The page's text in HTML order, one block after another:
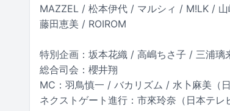
MAZZEL / 松本伊代 / マルシィ / M!LK /
藤田恵美 / ROIROM
特別企画：坂本花織 / 高嶋ちさ子 / 三浦璃
総合司会：櫻井翔
MC：羽鳥慎一 / バカリズム / 水卜麻美（
ネクストゲート進行：市來玲奈（日本テレ